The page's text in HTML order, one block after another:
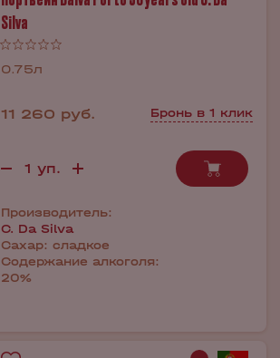
Silva
0.75л
11 260 руб. Бронь в 1 клик
Производитель:
C. Da Silva
Сахар: сладкое
Содержание алкоголя:
20%